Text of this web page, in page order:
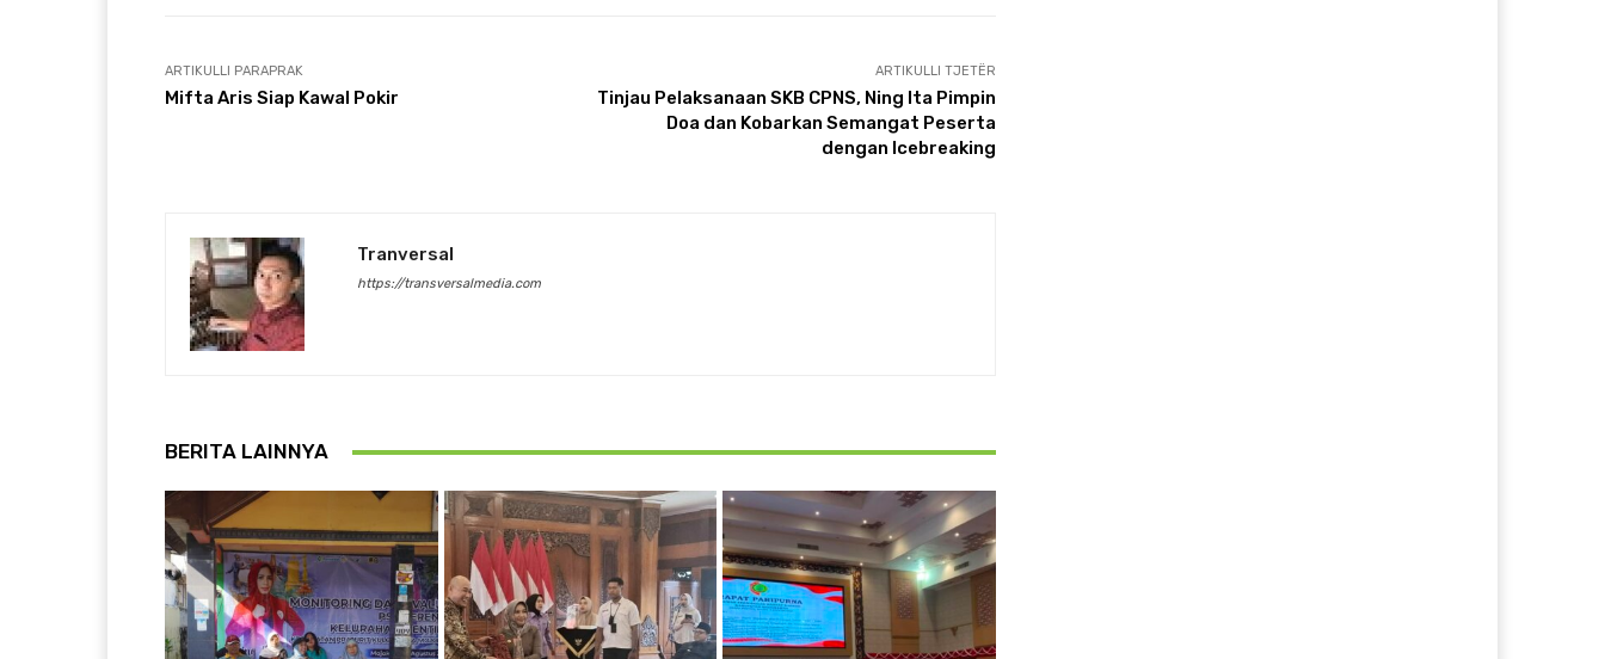
ARTIKULLI PARAPRAK
Mifta Aris Siap Kawal Pokir
ARTIKULLI TJETËR
Tinjau Pelaksanaan SKB CPNS, Ning Ita Pimpin
Doa dan Kobarkan Semangat Peserta
dengan Icebreaking
Tranversal
https://transversalmedia.com
BERITA LAINNYA